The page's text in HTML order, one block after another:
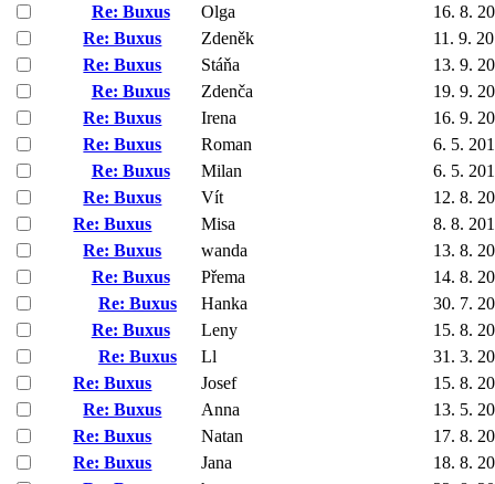
Re: Buxus
Olga
16. 8.
Re: Buxus
Zdeněk
11. 9.
Re: Buxus
Stáňa
13. 9.
Re: Buxus
Zdenča
19. 9.
Re: Buxus
Irena
16. 9.
Re: Buxus
Roman
6. 5.
Re: Buxus
Milan
6. 5.
Re: Buxus
Vít
12. 8.
Re: Buxus
Misa
8. 8.
Re: Buxus
wanda
13. 8.
Re: Buxus
Přema
14. 8.
Re: Buxus
Hanka
30. 7.
Re: Buxus
Leny
15. 8.
Re: Buxus
Ll
31. 3.
Re: Buxus
Josef
15. 8.
Re: Buxus
Anna
13. 5.
Re: Buxus
Natan
17. 8.
Re: Buxus
Jana
18. 8.